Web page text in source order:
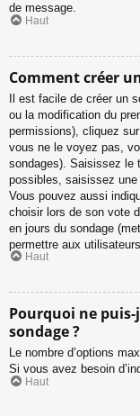
de message.
Haut
Comment créer
Il est facile de créer un
ou la modification du
permissions), cliquez sur
vous ne le voyez pas,
sondages). Saisissez le
possibles, saisissez une
Vous pouvez aussi
choisir lors de son vote
en jours du sondage
permettre aux
Haut
Pourquoi ne
sondage ?
Le nombre d’options
Si vous avez besoin
Haut